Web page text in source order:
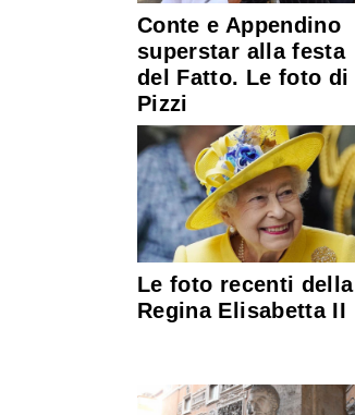
Conte e Appendino
superstar alla festa
del Fatto. Le foto di
Pizzi
Le foto recenti della
Regina Elisabetta II